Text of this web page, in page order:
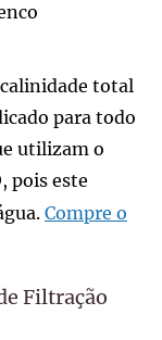
total
para todo
utilizam o
pois este
Compre o
Filtração